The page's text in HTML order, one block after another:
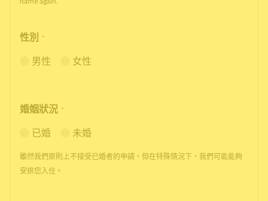
性別 *
男性 女性
婚姻狀況 *
已婚 未婚
雖然我們原則上不接受已婚者的申請，但在特殊情況下，我們可能能夠
安排您入住。